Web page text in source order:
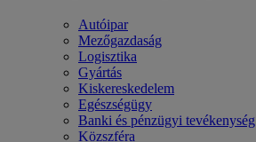
Autóipar
Mezőgazdaság
Logisztika
Gyártás
Kiskereskedelem
Egészségügy
Banki és pénzügyi tevékenység
Közszféra